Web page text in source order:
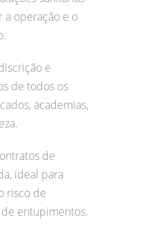
a operação e o
e
de todos os
academias,
de
ideal para
risco de
entupimentos.